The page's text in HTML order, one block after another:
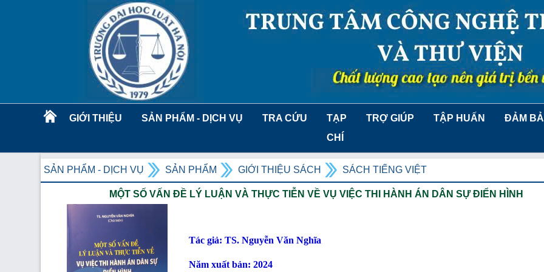
GIỚI THIỆU SẢN PHẨM - DỊCH VỤ TRA CỨU
TẠP
CHÍ
TRỢ GIÚP TẬP HUẤN ĐẢM
SẢN PHẨM - DỊCH VỤ SẢN PHẨM GIỚI THIỆU SÁCH SÁCH TIẾNG VIỆT
MỘT SỐ VẤN ĐỀ LÝ LUẬN VÀ THỰC TIỄN VỀ VỤ VIỆC THI HÀNH ÁN DÂN SỰ ĐIỂN HÌNH
Tác giả: TS. Nguyễn Văn Nghĩa
Năm xuất bản: 2024